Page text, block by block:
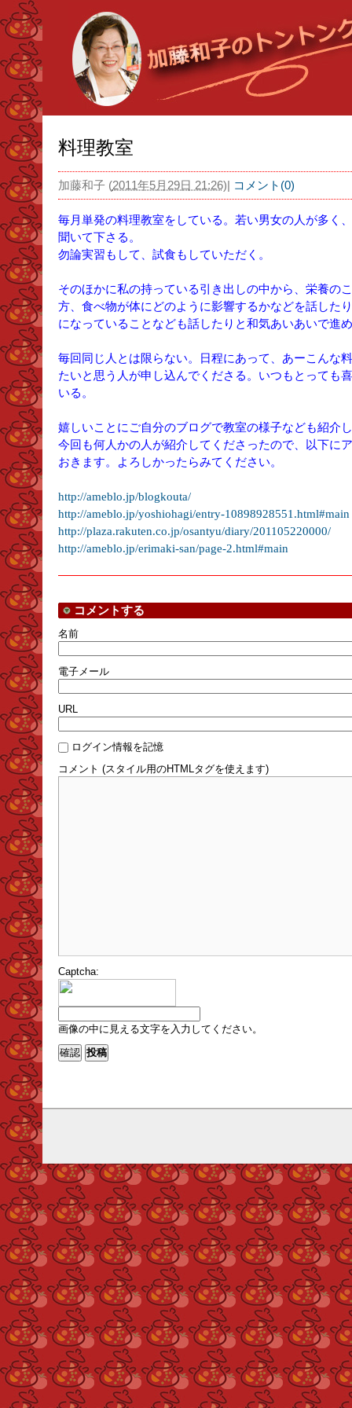
料理教室
加藤和子(2011年5月29日 21:26)| コメント(0)
毎月単発の料理教室をしている。若い男女の人が多く
聞いて下さる。
勿論実習もして、試食もしていただく。
そのほかに私の持っている引き出しの中から、栄養の
方、食べ物が体にどのように影響するかなどを話した
になっていることなども話したりと和気あいあいで進
毎回同じ人とは限らない。日程にあって、あーこんな
たいと思う人が申し込んでくださる。いつもとっても
いる。
嬉しいことにご自分のブログで教室の様子なども紹介
今回も何人かの人が紹介してくださったので、以下に
おきます。よろしかったらみてください。
http://ameblo.jp/blogkouta/
http://ameblo.jp/yoshiohagi/entry-10898928551.html#main
http://plaza.rakuten.co.jp/osantyu/diary/201105220000/
http://ameblo.jp/erimaki-san/page-2.html#main
コメントする
名前
電子メール
URL
ログイン情報を記憶
コメント (スタイル用のHTMLタグを使えます)
Captcha:
画像の中に見える文字を入力してください。